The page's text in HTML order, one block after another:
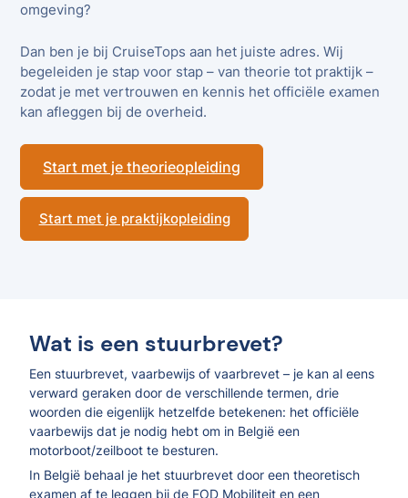
omgeving?
Dan ben je bij CruiseTops aan het juiste adres. Wij
begeleiden je stap voor stap – van theorie tot praktijk –
zodat je met vertrouwen en kennis het officiële examen
kan afleggen bij de overheid.
Start met je theorieopleiding
Start met je praktijkopleiding
Wat is een stuurbrevet?
Een stuurbrevet, vaarbewijs of vaarbrevet – je kan al eens
verward geraken door de verschillende termen, drie
woorden die eigenlijk hetzelfde betekenen: het officiële
vaarbewijs dat je nodig hebt om in België een
motorboot/zeilboot te besturen.
In België behaal je het stuurbrevet door een theoretisch
examen af te leggen bij de FOD Mobiliteit en een